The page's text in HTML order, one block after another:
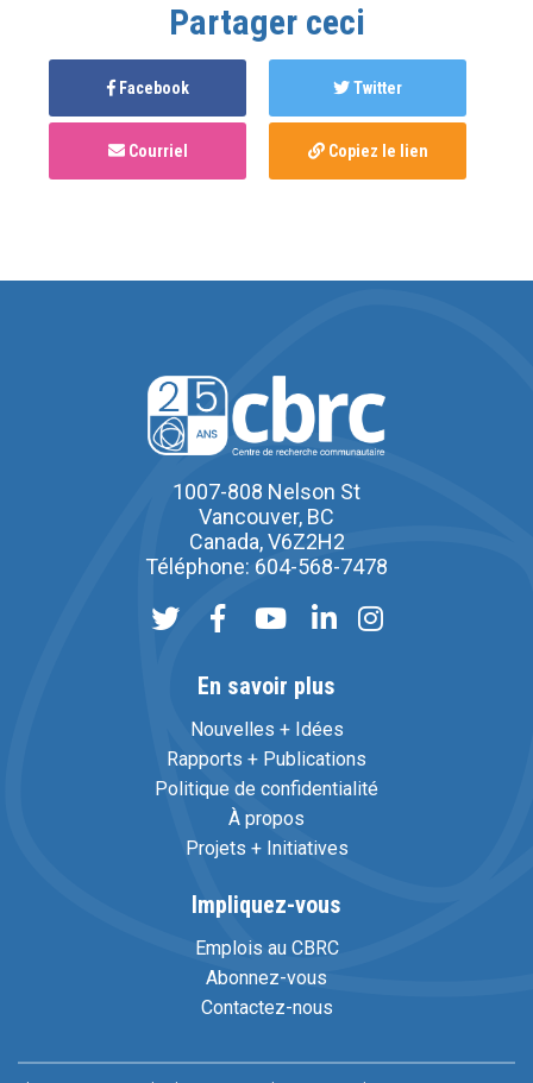
Partager ceci
Facebook Twitter
Courriel Copiez le lien
1007-808 Nelson St
Vancouver, BC
Canada, V6Z2H2
Téléphone: 604-568-7478
En savoir plus
Nouvelles + Idées
Rapports + Publications
Politique de confidentialité
À propos
Projets + Initiatives
Impliquez-vous
Emplois au CBRC
Abonnez-vous
Contactez-nous